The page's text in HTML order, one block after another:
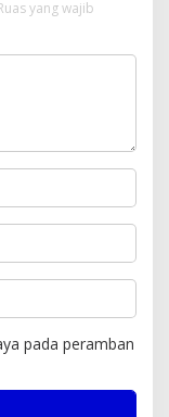
yang wajib
pada peramban